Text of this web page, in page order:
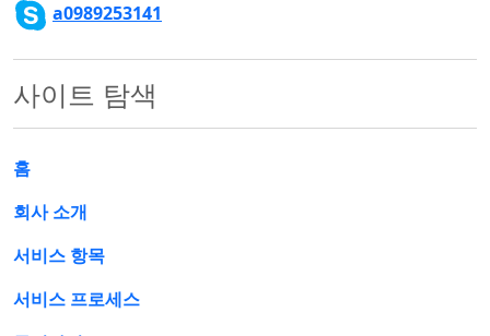
a0989253141
사이트 탐색
홈
회사 소개
서비스 항목
서비스 프로세스